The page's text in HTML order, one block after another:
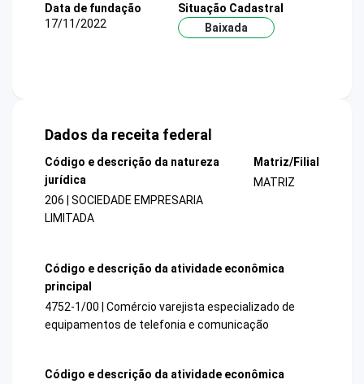
Data de fundação
17/11/2022
Situação Cadastral
Baixada
Dados da receita federal
Código e descrição da natureza
jurídica
206 | SOCIEDADE EMPRESARIA
LIMITADA
Matriz/Filial
MATRIZ
Código e descrição da atividade econômica
principal
4752-1/00 | Comércio varejista especializado de
equipamentos de telefonia e comunicação
Código e descrição da atividade econômica